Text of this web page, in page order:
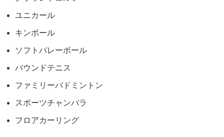
ユニカール
キンボール
ソフトバレーボール
バウンドテニス
ファミリーバドミントン
スポーツチャンバラ
フロアカーリング